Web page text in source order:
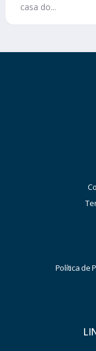
casa do...
Política de